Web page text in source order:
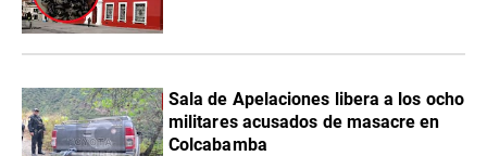
Sala de Apelaciones libera a los ocho
militares acusados de masacre en
Colcabamba